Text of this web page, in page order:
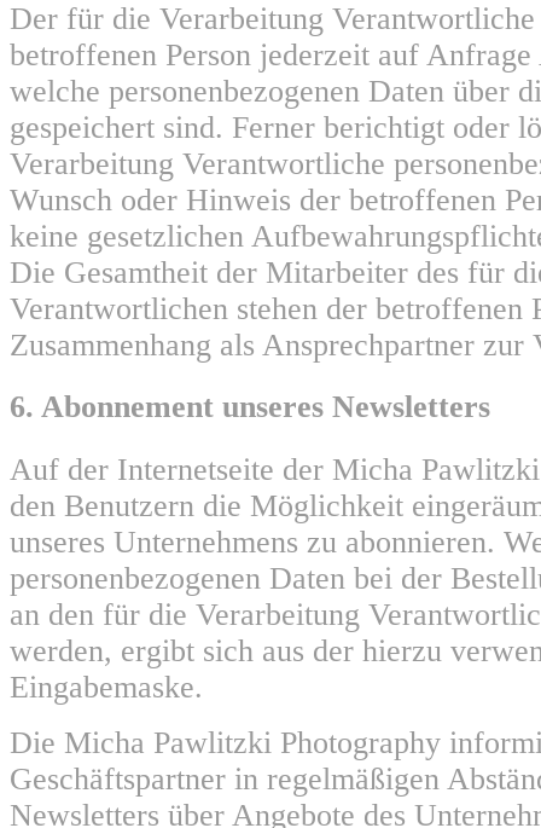
Der für die Verarbeitung
betroffenen Person jederzeit auf
welche personenbezogenen Daten über
gespeichert sind. Ferner berichtigt oder
Verarbeitung Verantwortliche
Wunsch oder Hinweis der betroffenen
keine gesetzlichen
Die Gesamtheit der Mitarbeiter des für
Verantwortlichen stehen der betroffenen
Zusammenhang als Ansprechpartner zur
6. Abonnement unseres Newsletters
Auf der Internetseite der Micha
den Benutzern die Möglichkeit
unseres Unternehmens zu abonnieren.
personenbezogenen Daten bei der
an den für die Verarbeitung
werden, ergibt sich aus der hierzu
Eingabemaske.
Die Micha Pawlitzki Photography
Geschäftspartner in regelmäßigen
Newsletters über Angebote des